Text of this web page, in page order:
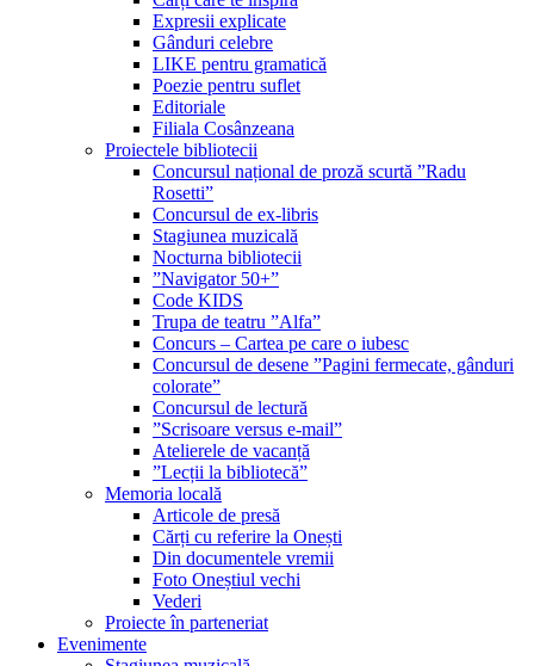
Expresii explicate
Gânduri celebre
LIKE pentru gramatică
Poezie pentru suflet
Editoriale
Filiala Cosânzeana
Proiectele bibliotecii
Concursul național de proză scurtă ”Radu
Rosetti”
Concursul de ex-libris
Stagiunea muzicală
Nocturna bibliotecii
”Navigator 50+”
Code KIDS
Trupa de teatru ”Alfa”
Concurs – Cartea pe care o iubesc
Concursul de desene ”Pagini fermecate, gânduri
colorate”
Concursul de lectură
”Scrisoare versus e-mail”
Atelierele de vacanță
”Lecții la bibliotecă”
Memoria locală
Articole de presă
Cărți cu referire la Onești
Din documentele vremii
Foto Oneștiul vechi
Vederi
Proiecte în parteneriat
Evenimente